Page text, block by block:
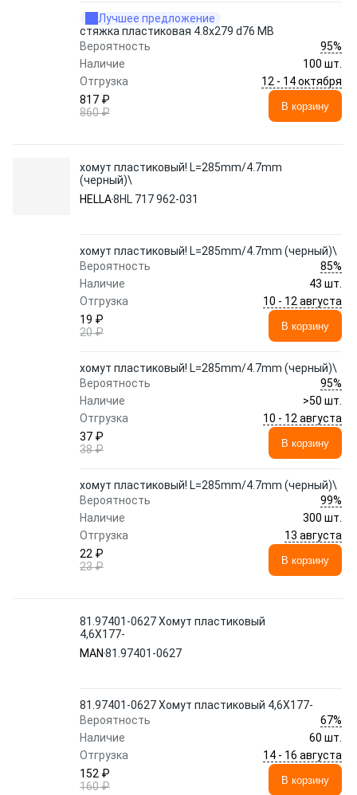
Лучшее предложение
стяжка пластиковая 4.8х279 d76 MB
Вероятность
95%
Наличие
100 шт.
Отгрузка
12 - 14 октября
817 ₽
860 ₽
В корзину
хомут пластиковый! L=285mm/4.7mm
(черный)\
HELLA8HL 717 962-031
хомут пластиковый! L=285mm/4.7mm (черный)\
Вероятность
85%
Наличие
43 шт.
Отгрузка
10 - 12 августа
19 ₽
20 ₽
В корзину
хомут пластиковый! L=285mm/4.7mm (черный)\
Вероятность
95%
Наличие
>50 шт.
Отгрузка
10 - 12 августа
37 ₽
38 ₽
В корзину
хомут пластиковый! L=285mm/4.7mm (черный)\
Вероятность
99%
Наличие
300 шт.
Отгрузка
13 августа
22 ₽
23 ₽
В корзину
81.97401-0627 Хомут пластиковый
4,6X177-
MAN 81.97401-0627
81.97401-0627 Хомут пластиковый 4,6X177-
Вероятность
67%
Наличие
60 шт.
Отгрузка
14 - 16 августа
152 ₽
160 ₽
В корзину